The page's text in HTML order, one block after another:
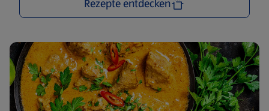
Rezepte entdecken